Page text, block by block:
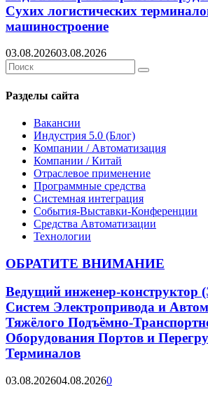
Сухих логистических
машиностроение
03.08.202603.08.2026
Search
for:
Search
Разделы сайта
Вакансии
Индустрия 5.0 (Блог)
Компании / Автоматизация
Компании / Китай
Отраслевое применение
Программные средства
Системная интеграция
События-Выставки-Конференции
Средства Автоматизации
Технологии
ОБРАТИТЕ ВНИМАНИЕ
Ведущий инженер-конструктор
Систем Электропривода и
Тяжёлого Подъёмно-
Оборудования Портов и
Терминалов
03.08.202604.08.20260